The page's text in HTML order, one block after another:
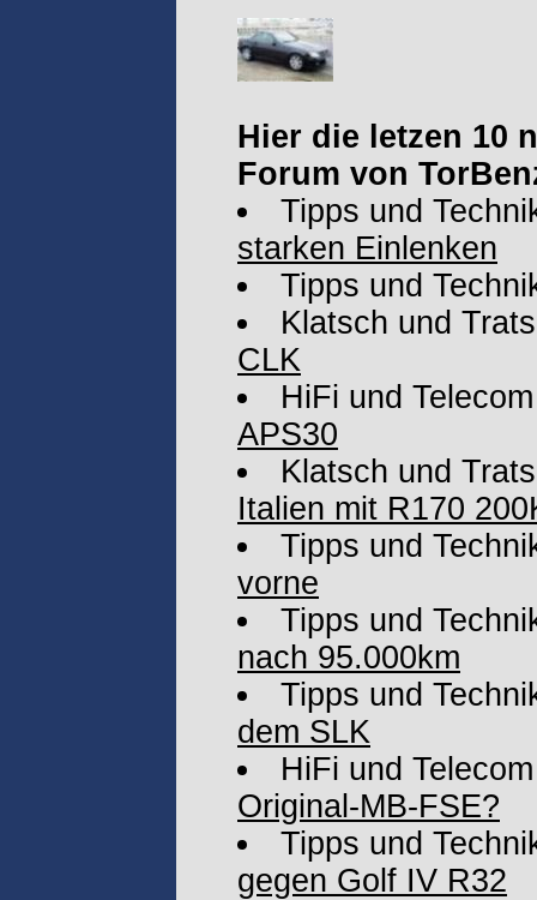
Hier die letzen 10
Forum von
Tipps und
starken Einlenken
Tipps und
Klatsch und
CLK
HiFi und Telecom
APS30
Klatsch und
Italien mit R170
Tipps und
vorne
Tipps und
nach 95.000km
Tipps und
dem SLK
HiFi und Telecom
Original-MB-FSE?
Tipps und
gegen Golf IV R32